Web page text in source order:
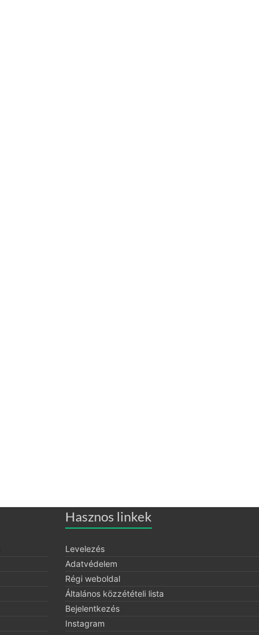
Hasznos linkek
Levelezés
Adatvédelem
Régi weboldal
Általános közzétételi lista
Bejelentkezés
Instagram